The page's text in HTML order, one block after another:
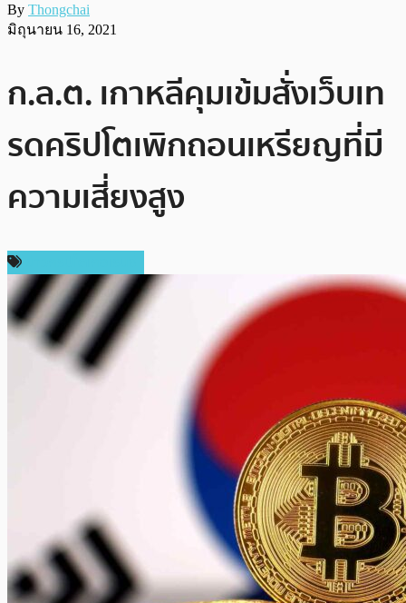
By Thongchai
มิถุนายน 16, 2021
ก.ล.ต. เกาหลีคุมเข้มสั่งเว็บเท
รดคริปโตเพิกถอนเหรียญที่มี
ความเสี่ยงสูง